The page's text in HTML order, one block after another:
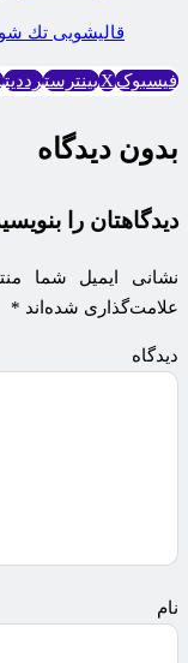
قاليشويی تك
فیسبوکXپینترسترددیت
بدون دیدگاه
دیدگاهتان را
نشانی ایمیل شما
علامت‌گذاری شده‌اند *